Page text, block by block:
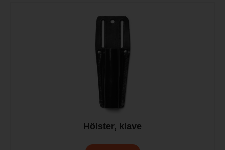
Hölster, klave